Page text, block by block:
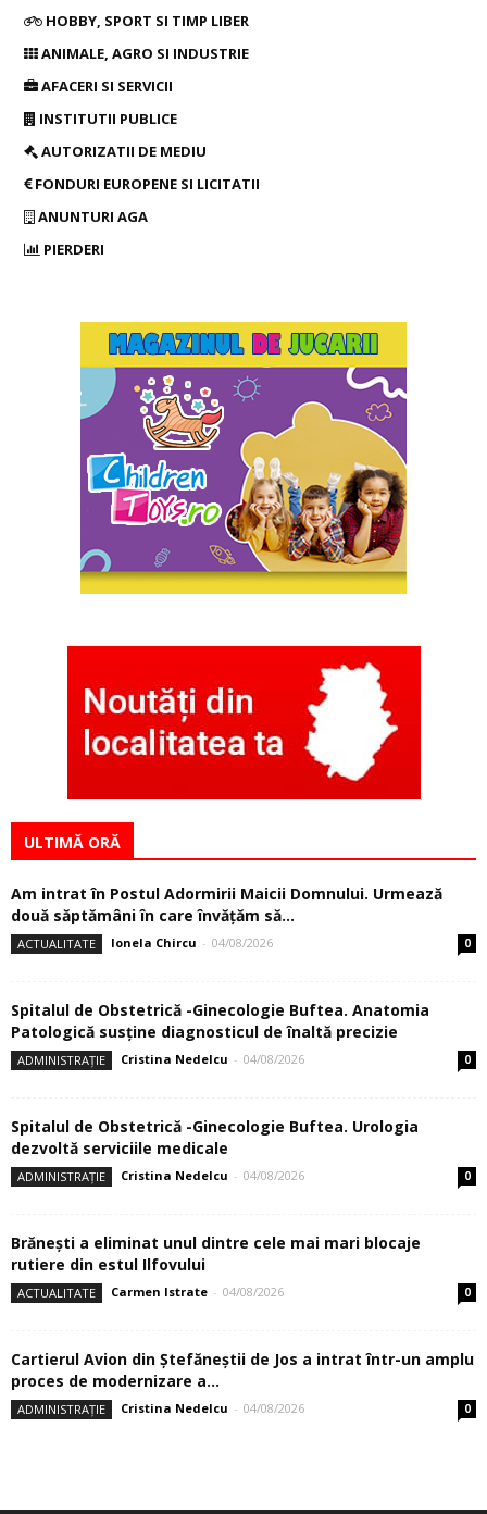
HOBBY, SPORT SI TIMP LIBER
ANIMALE, AGRO SI INDUSTRIE
AFACERI SI SERVICII
INSTITUTII PUBLICE
AUTORIZATII DE MEDIU
FONDURI EUROPENE SI LICITATII
ANUNTURI AGA
PIERDERI
ULTIMĂ ORĂ
Am intrat în Postul Adormirii Maicii Domnului. Urmează
două săptămâni în care învăţăm să...
ACTUALITATE Ionela Chircu - 04/08/2026 0
Spitalul de Obstetrică -Ginecologie Buftea. Anatomia
Patologică susţine diagnosticul de înaltă precizie
ADMINISTRAȚIE Cristina Nedelcu - 04/08/2026 0
Spitalul de Obstetrică -Ginecologie Buftea. Urologia
dezvoltă serviciile medicale
ADMINISTRAȚIE Cristina Nedelcu - 04/08/2026 0
Brănești a eliminat unul dintre cele mai mari blocaje
rutiere din estul Ilfovului
ACTUALITATE Carmen Istrate - 04/08/2026 0
Cartierul Avion din Ştefăneştii de Jos a intrat într-un amplu
proces de modernizare a...
ADMINISTRAȚIE Cristina Nedelcu - 04/08/2026 0